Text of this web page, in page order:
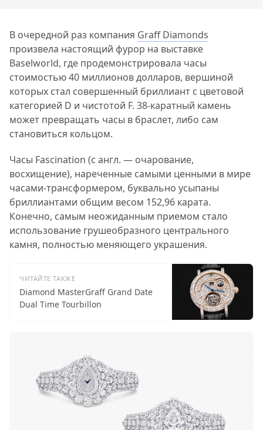
В очередной раз компания Graff Diamonds
произвела настоящий фурор на выставке
Baselworld, где продемонстрировала часы
стоимостью 40 миллионов долларов, вершиной
которых стал совершенный бриллиант с цветовой
категорией D и чистотой F. 38-каратный камень
может превращать часы в браслет, либо сам
становиться кольцом.
Часы Fascination (с англ. — очарование,
восхищение), нареченные самыми ценными в мире
часами-трансформером, буквально усыпаны
бриллиантами общим весом 152,96 карата.
Конечно, самым неожиданным приемом стало
использование грушеобразного центрального
камня, полностью меняющего украшения.
ЧИТАЙТЕ ТАКЖЕ
Diamond MasterGraff Grand Date
Dual Time Tourbillon